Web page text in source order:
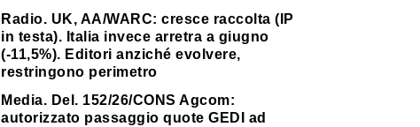
Radio. UK, AA/WARC: cresce raccolta (IP
in testa). Italia invece arretra a giugno
(-11,5%). Editori anziché evolvere,
restringono perimetro
Media. Del. 152/26/CONS Agcom:
autorizzato passaggio quote GEDI ad